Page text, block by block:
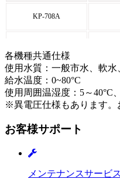
KP-708A
KP-712A
各機種共通仕様
使用水質：一般市水、軟水
給水温度：0~80°C
使用周囲温湿度：5～40°C
※異電圧仕様もあります。
お客様サポート
メンテナンスサービス